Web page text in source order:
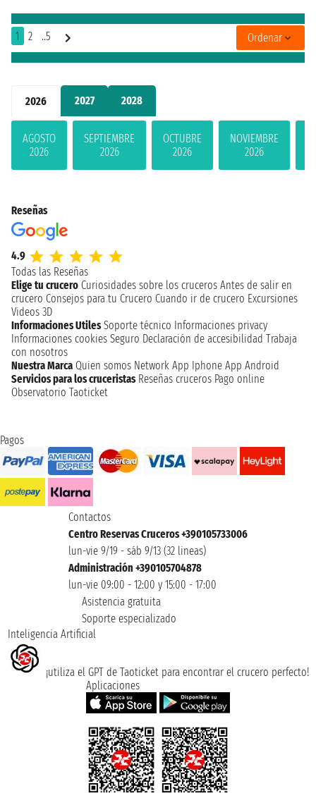
2026 2027 2028
AGOSTO
2026
SEPTIEMBRE
2026
OCTUBRE
2026
NOVIEMBRE
2026
1 2 ..5 Ordenar
Reseñas
4.9
Todas las Reseñas
Elige tu crucero Curiosidades sobre los cruceros Antes de salir en
crucero Consejos para tu Crucero Cuando ir de crucero Excursiones
Videos 3D
Informaciones Utiles Soporte técnico Informaciones privacy
Informaciones cookies Seguro Declaración de accesibilidad Trabaja
con nosotros
Nuestra Marca Quien somos Network App Iphone App Android
Servicios para los cruceristas Reseñas cruceros Pago online
Observatorio Taoticket
Pagos
Contactos
Centro Reservas Cruceros +390105733006
lun-vie 9/19 - sáb 9/13 (32 lineas)
Administración +390105704878
lun-vie 09:00 - 12:00 y 15:00 - 17:00
Asistencia gratuita
Soporte especializado
Inteligencia Artificial
¡utiliza el GPT de Taoticket para encontrar el crucero perfecto!
Aplicaciones